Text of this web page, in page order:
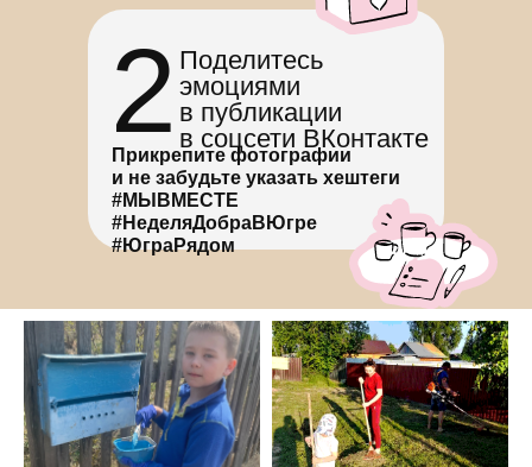
2 Поделитесь
эмоциями
в публикации
в соцсети ВКонтакте
Прикрепите фотографии
и не забудьте указать хештеги
#МЫВМЕСТЕ
#НеделяДобраВЮгре
#ЮграРядом
© 2020—2026 Региональный проект «Неделя
автономного округа — Югры, Автономной
некоммерческой организации «Молодёжный
центр Югры»
Политика обработки персональных данных